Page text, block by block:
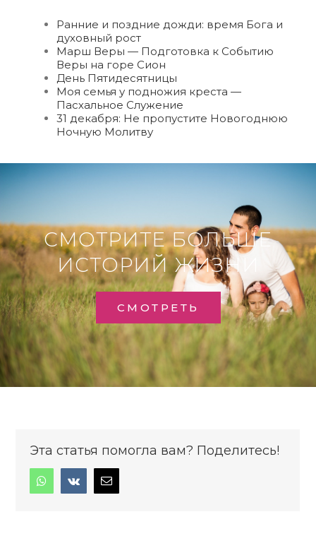
Ранние и поздние дожди: время Бога и
духовный рост
Марш Веры — Подготовка к Событию
Веры на горе Сион
День Пятидесятницы
Моя семья у подножия креста —
Пасхальное Служение
31 декабря: Не пропустите Новогоднюю
Ночную Молитву
СМОТРИТЕ БОЛЬШЕ
ИСТОРИЙ ЖИЗНИ
СМОТРЕТЬ
Эта статья помогла вам? Поделитесь!